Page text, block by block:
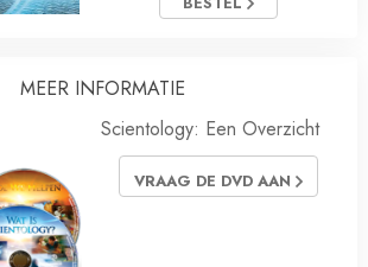
MEER INFORMATIE
Scientology: Een Overzicht
VRAAG DE DVD AAN